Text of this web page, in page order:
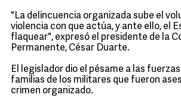
"La delincuencia organizada sube el
violencia con que actúa, y ante ello, el
flaquear", expresó el presidente de la
Permanente, César Duarte.
El legislador dio el pésame a las
familias de los militares que fueron
crimen organizado.